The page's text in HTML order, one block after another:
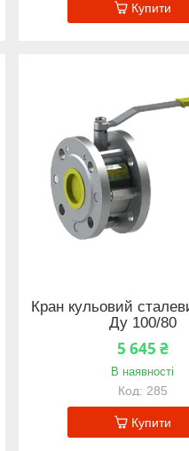
Купити
Кран кульовий
Ду 100/80
5 645 ₴
В наявності
285
Купити